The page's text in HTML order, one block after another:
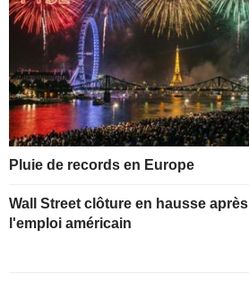
Pluie de records en Europe
Wall Street clôture en hausse après
l'emploi américain